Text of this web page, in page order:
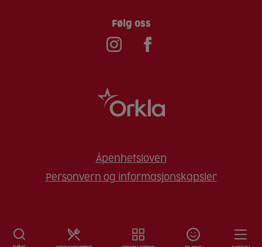
Følg oss
Åpenhetsloven
Personvern og informasjonskapsler